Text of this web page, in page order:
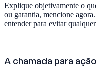
Explique objetivamente o
ou garantia, mencione
entender para evitar
A chamada para ação